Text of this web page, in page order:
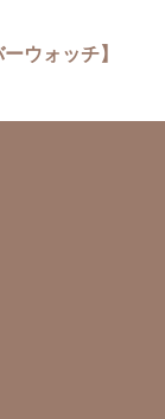
ウォッチ】